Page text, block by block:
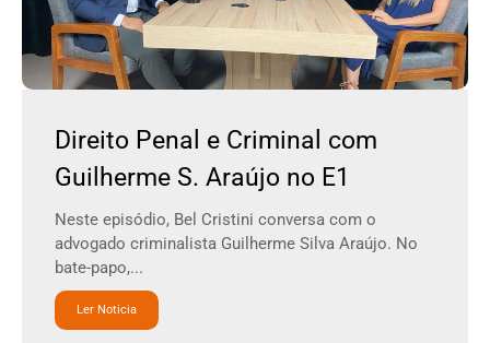
Direito Penal e Criminal com
Guilherme S. Araújo no E1
Neste episódio, Bel Cristini conversa com o
advogado criminalista Guilherme Silva Araújo. No
bate-papo,...
Ler Noticia